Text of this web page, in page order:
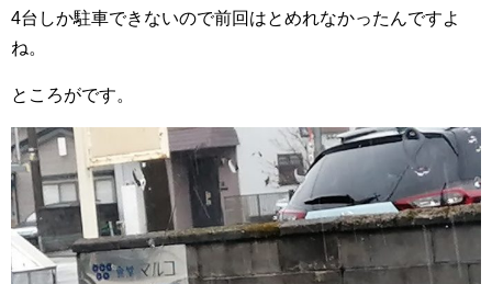
4台しか駐車できないので前回はとめれなかったんですよ
ね。
ところがです。